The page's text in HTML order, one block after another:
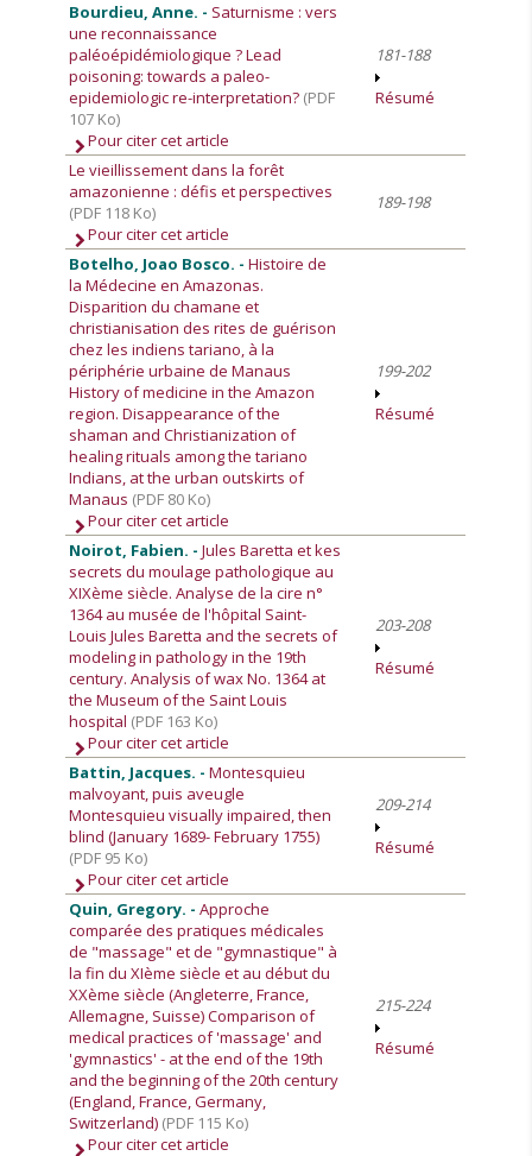
Bourdieu, Anne. - Saturnisme : vers
une reconnaissance
paléoépidémiologique ? Lead
poisoning: towards a paleo-
epidemiologic re-interpretation? (PDF
107 Ko)
Pour citer cet article
181-188
Résumé
Le vieillissement dans la forêt
amazonienne : défis et perspectives
(PDF 118 Ko)
Pour citer cet article
189-198
Botelho, Joao Bosco. -Histoire de
la Médecine en Amazonas.
Disparition du chamane et
christianisation des rites de guérison
chez les indiens tariano, à la
périphérie urbaine de Manaus
History of medicine in the Amazon
region. Disappearance of the
shaman and Christianization of
healing rituals among the tariano
Indians, at the urban outskirts of
Manaus (PDF 80 Ko)
Pour citer cet article
199-202
Résumé
Noirot, Fabien. -Jules Baretta et kes
secrets du moulage pathologique au
XIXème siècle. Analyse de la cire n°
1364 au musée de l'hôpital Saint-
Louis Jules Baretta and the secrets of
modeling in pathology in the 19th
century. Analysis of wax No. 1364 at
the Museum of the Saint Louis
hospital (PDF 163 Ko)
Pour citer cet article
203-208
Résumé
Battin, Jacques. -Montesquieu
malvoyant, puis aveugle
Montesquieu visually impaired, then
blind (January 1689- February 1755)
(PDF 95 Ko)
Pour citer cet article
209-214
Résumé
Quin, Gregory. -Approche
comparée des pratiques médicales
de "massage" et de "gymnastique" à
la fin du XIème siècle et au début du
XXème siècle (Angleterre, France,
Allemagne, Suisse) Comparison of
medical practices of 'massage' and
'gymnastics' - at the end of the 19th
and the beginning of the 20th century
(England, France, Germany,
Switzerland) (PDF 115 Ko)
Pour citer cet article
215-224
Résumé